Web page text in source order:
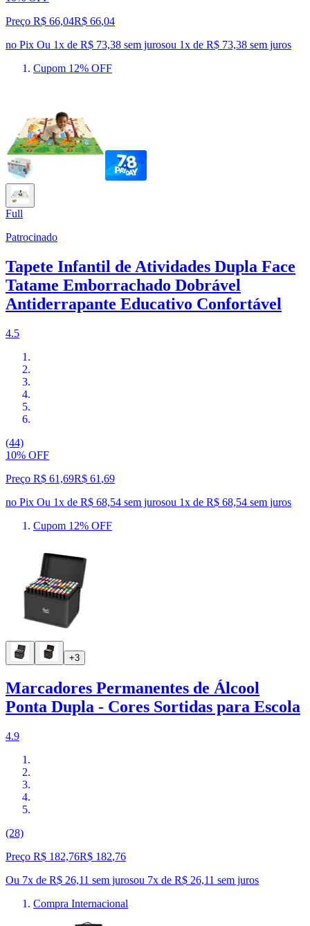
Preço R$ 66,04R$ 66,04
no Pix Ou 1x de R$ 73,38 sem jurosou 1x de R$ 73,38 sem juros
Cupom 12% OFF
Full
Patrocinado
Tapete Infantil de Atividades Dupla Face
Tatame Emborrachado Dobrável
Antiderrapante Educativo Confortável
4.5
(44)
10% OFF
Preço R$ 61,69R$ 61 ,69
no Pix Ou 1x de R$ 68,54 sem jurosou 1x de R$ 68,54 sem juros
Cupom 12% OFF
+3
Marcadores Permanentes de Álcool
Ponta Dupla - Cores Sortidas para Escola
4.9
(28)
Preço R$ 182,76R$ 182,76
Ou 7x de R$ 26,11 sem jurosou 7x de R$ 26,11 sem juros
Compra Internacional